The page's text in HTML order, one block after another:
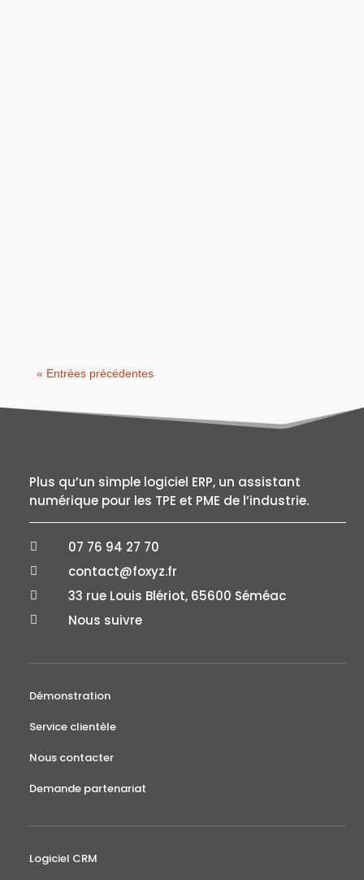
« Entrées précédentes
Plus qu’un simple logiciel ERP, un assistant
numérique pour les TPE et PME de l’industrie.
 07 76 94 27 70
 contact@foxyz.fr
 33 rue Louis Blériot, 65600 Séméac
 Nous suivre
Démonstration
Service clientèle
Nous contacter
Demande partenariat
Logiciel CRM